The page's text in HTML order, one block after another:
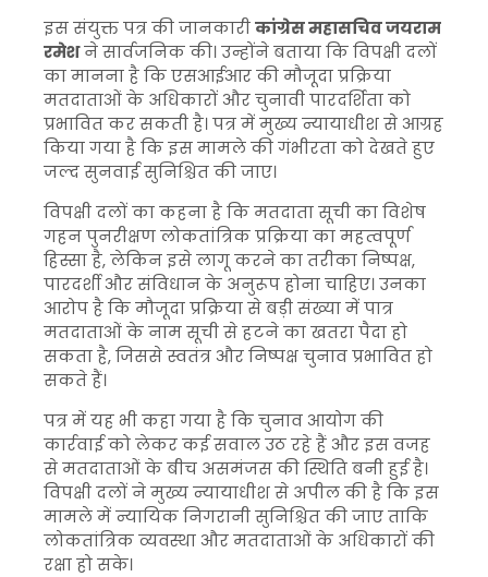
इस संयुक्त पत्र की जानकारीकांग्रेस महासचिव जयराम
रमेशने सार्वजनिक की। उन्होंने बताया कि विपक्षी दलों
का मानना है कि एसआईआर की मौजूदा प्रक्रिया
मतदाताओं के अधिकारों और चुनावी पारदर्शिता को
प्रभावित कर सकती है। पत्र में मुख्य न्यायाधीश से आग्रह
किया गया है कि इस मामले की गंभीरता को देखते हुए
जल्द सुनवाई सुनिश्चित की जाए।
विपक्षी दलों का कहना है कि मतदाता सूची का विशेष
गहन पुनरीक्षण लोकतांत्रिक प्रक्रिया का महत्वपूर्ण
हिस्सा है, लेकिन इसे लागू करने का तरीका निष्पक्ष,
पारदर्शी और संविधान के अनुरूप होना चाहिए। उनका
आरोप है कि मौजूदा प्रक्रिया से बड़ी संख्या में पात्र
मतदाताओं के नाम सूची से हटने का खतरा पैदा हो
सकता है, जिससे स्वतंत्र और निष्पक्ष चुनाव प्रभावित हो
सकते हैं।
पत्र में यह भी कहा गया है कि चुनाव आयोग की
कार्रवाई को लेकर कई सवाल उठ रहे हैं और इस वजह
से मतदाताओं के बीच असमंजस की स्थिति बनी हुई है।
विपक्षी दलों ने मुख्य न्यायाधीश से अपील की है कि इस
मामले में न्यायिक निगरानी सुनिश्चित की जाए ताकि
लोकतांत्रिक व्यवस्था और मतदाताओं के अधिकारों की
रक्षा हो सके।